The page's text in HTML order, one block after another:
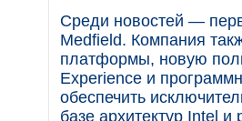
Среди новостей —
Medfield. Компания
платформы, новую
Experience и
обеспечить
базе архитектур Intel